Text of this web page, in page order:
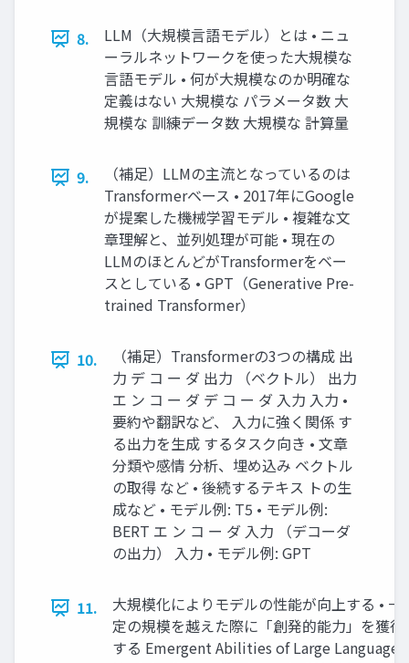
8.
LLM（大規模言語モデル）とは • ニュ
ーラルネットワークを使った大規模な
言語モデル • 何が大規模なのか明確な
定義はない 大規模な パラメータ数 大
規模な 訓練データ数 大規模な 計算量
9.
（補足）LLMの主流となっているのは
Transformerベース • 2017年にGoogle
が提案した機械学習モデル • 複雑な文
章理解と、並列処理が可能 • 現在の
LLMのほとんどがTransformerをベー
スとしている • GPT（Generative Pre-
trained Transformer）
10.
（補足）Transformerの3つの構成 出
力 デ コ ー ダ 出力 （ベクトル） 出力
エ ン コ ー ダ デ コ ー ダ 入力 入力 •
要約や翻訳など、 入力に強く関係 す
る出力を生成 するタスク向き • 文章
分類や感情 分析、埋め込み ベクトル
の取得 など • 後続するテキス トの生
成など • モデル例: T5 • モデル例:
BERT エ ン コ ー ダ 入力 （デコーダ
の出力） 入力 • モデル例: GPT
11.
大規模化によりモデルの性能が向上する • 一
定の規模を越えた際に「創発的能力」を獲得
する Emergent Abilities of Large Language